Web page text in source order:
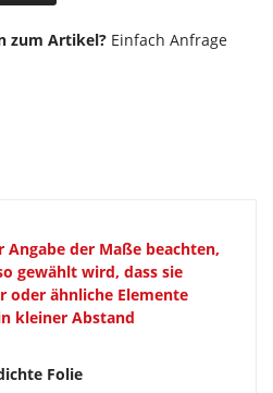
zum Artikel? Einfach Anfrage
Angabe der Maße beachten,
gewählt wird, dass sie
oder ähnliche Elemente
kleiner Abstand
Folie